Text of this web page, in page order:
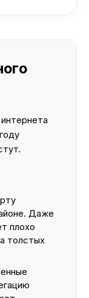
Даже
плохо
толстых